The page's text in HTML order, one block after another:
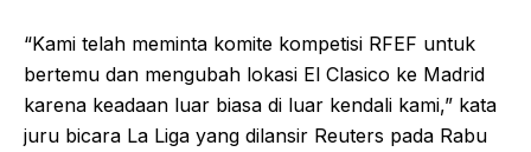
“Kami telah meminta komite kompetisi RFEF untuk
bertemu dan mengubah lokasi El Clasico ke Madrid
karena keadaan luar biasa di luar kendali kami,” kata
juru bicara La Liga yang dilansir Reuters pada Rabu